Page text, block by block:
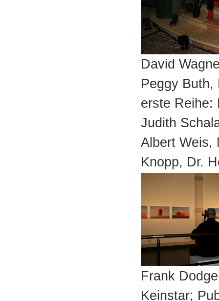
David
Peggy Buth,
erste Reihe:
Judith
Albert Weis,
Knopp, Dr.
Frank
Keinstar;